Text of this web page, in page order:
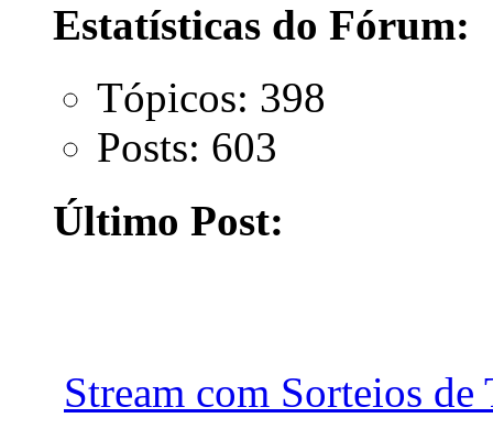
Estatísticas do Fórum:
Tópicos: 398
Posts: 603
Último Post:
Stream com Sorteios de